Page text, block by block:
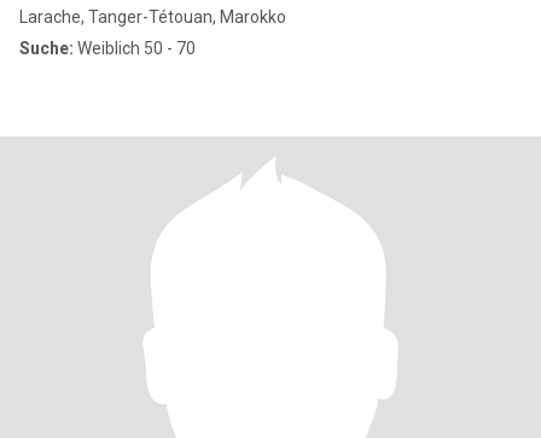
Larache, Tanger-Tétouan, Marokko
Suche: Weiblich 50 - 70